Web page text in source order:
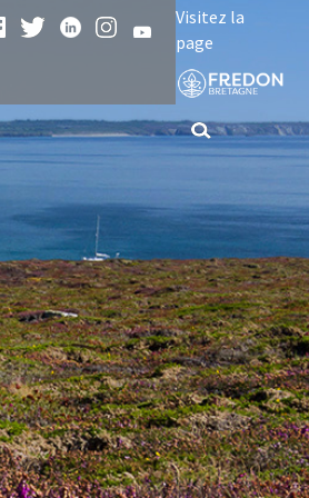
Visitez la
page